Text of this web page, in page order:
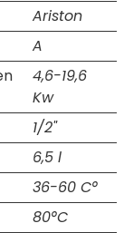
Ariston
A
4,6-19,6
Kw
1/2"
6,5 l
36-60 C°
80°C